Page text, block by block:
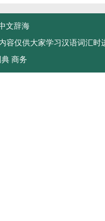
文辞海
仅供大家学习汉语词汇时
典 商务